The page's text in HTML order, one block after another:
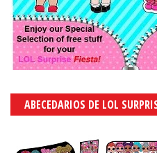
ABECEDARIOS DE LOL